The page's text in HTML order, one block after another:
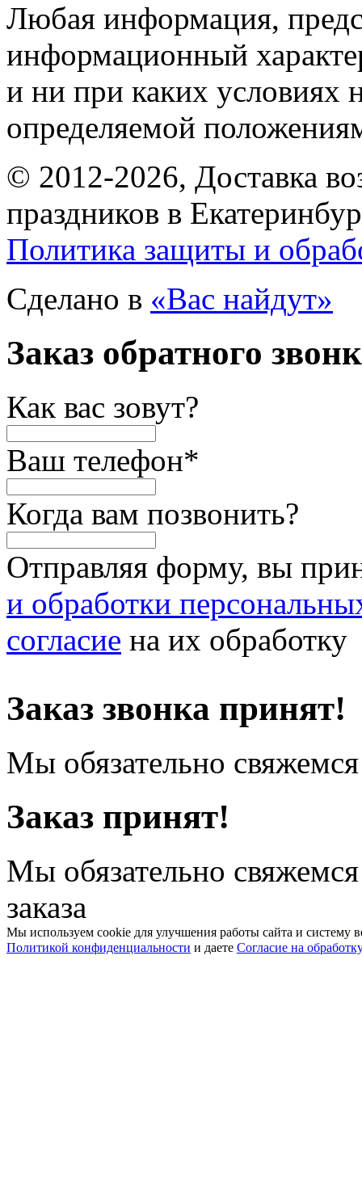
Любая информация,
информационный
и ни при каких условиях
определяемой
© 2012-2026, Доставка
праздников в
Политика защиты и
Сделано в «Вас найдут»
Заказ обратного
Как вас зовут?
Ваш телефон*
Когда вам позвонить?
Отправляя форму, вы
и обработки
согласие на их обработку
Заказ звонка принят!
Мы обязательно
Заказ принят!
Мы обязательно
заказа
Мы используем cookie для улучшения работы сайта и систему
Политикой конфиденциальности и даете Согласие на